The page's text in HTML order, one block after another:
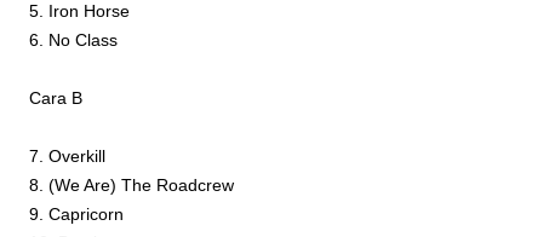
5. Iron Horse
6. No Class
Cara B
7. Overkill
8. (We Are) The Roadcrew
9. Capricorn